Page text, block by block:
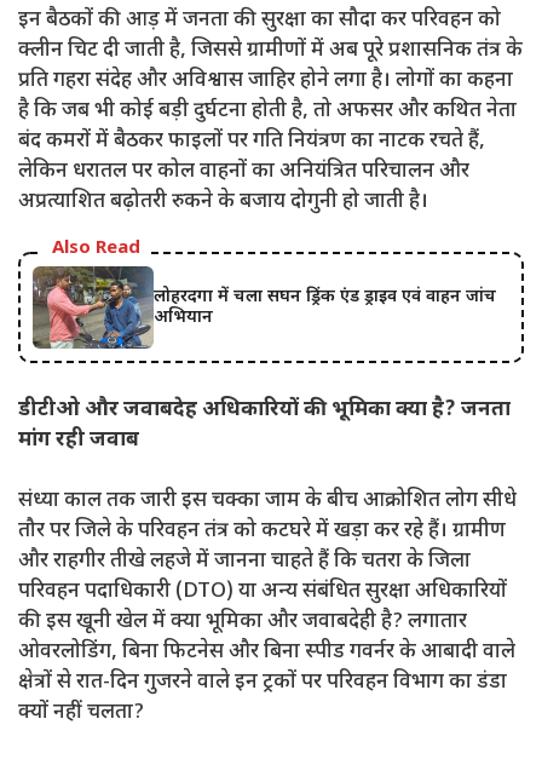
इन बैठकों की आड़ में जनता की सुरक्षा का सौदा कर परिवहन को
क्लीन चिट दी जाती है, जिससे ग्रामीणों में अब पूरे प्रशासनिक तंत्र के
प्रति गहरा संदेह और अविश्वास जाहिर होने लगा है। लोगों का कहना
है कि जब भी कोई बड़ी दुर्घटना होती है, तो अफसर और कथित नेता
बंद कमरों में बैठकर फाइलों पर गति नियंत्रण का नाटक रचते हैं,
लेकिन धरातल पर कोल वाहनों का अनियंत्रित परिचालन और
अप्रत्याशित बढ़ोतरी रुकने के बजाय दोगुनी हो जाती है।
Also Read
लोहरदगा में चला सघन ड्रिंक एंड ड्राइव एवं वाहन जांच
अभियान
डीटीओ और जवाबदेह अधिकारियों की भूमिका क्या है? जनता
मांग रही जवाब
संध्या काल तक जारी इस चक्का जाम के बीच आक्रोशित लोग सीधे
तौर पर जिले के परिवहन तंत्र को कटघरे में खड़ा कर रहे हैं। ग्रामीण
और राहगीर तीखे लहजे में जानना चाहते हैं कि चतरा के जिला
परिवहन पदाधिकारी (DTO) या अन्य संबंधित सुरक्षा अधिकारियों
की इस खूनी खेल में क्या भूमिका और जवाबदेही है? लगातार
ओवरलोडिंग, बिना फिटनेस और बिना स्पीड गवर्नर के आबादी वाले
क्षेत्रों से रात-दिन गुजरने वाले इन ट्रकों पर परिवहन विभाग का डंडा
क्यों नहीं चलता?